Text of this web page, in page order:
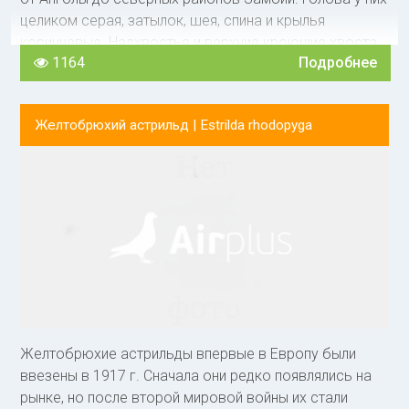
целиком серая, затылок, шея, спина и крылья
коричневые. Надхвостье и верхние кроющие хвоста
красные, рулевые черно-коричневые. Горло белое,
остальная нижняя часть корпуса желтая, брюхо с
розовым оттенком. Нижние кроющие хвоста белые.
Глаз коричневый, клюв кораллово-красный, ноги
Подробнее
1164
Желтобрюхий астрильд | Estrilda rhodopyga
Желтобрюхие астрильды впервые в Европу были
ввезены в 1917 г. Сначала они редко появлялись на
рынке, но после второй мировой войны их стали